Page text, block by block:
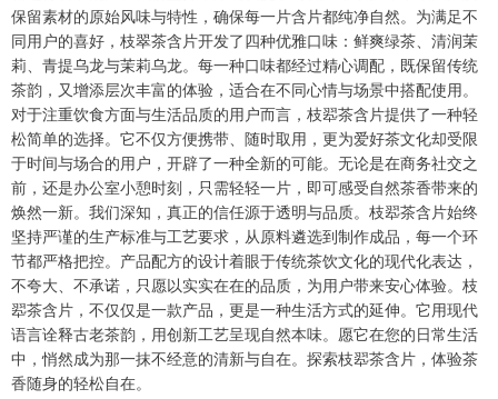
保留素材的原始风味与特性，确保每一片含片都纯净自然。为满足不
同用户的喜好，枝翠茶含片开发了四种优雅口味：鲜爽绿茶、清润茉
莉、青提乌龙与茉莉乌龙。每一种口味都经过精心调配，既保留传统
茶韵，又增添层次丰富的体验，适合在不同心情与场景中搭配使用。
对于注重饮食方面与生活品质的用户而言，枝翆茶含片提供了一种轻
松简单的选择。它不仅方便携带、随时取用，更为爱好茶文化却受限
于时间与场合的用户，开辟了一种全新的可能。无论是在商务社交之
前，还是办公室小憩时刻，只需轻轻一片，即可感受自然茶香带来的
焕然一新。我们深知，真正的信任源于透明与品质。枝翆茶含片始终
坚持严谨的生产标准与工艺要求，从原料遴选到制作成品，每一个环
节都严格把控。产品配方的设计着眼于传统茶饮文化的现代化表达，
不夸大、不承诺，只愿以实实在在的品质，为用户带来安心体验。枝
翆茶含片，不仅仅是一款产品，更是一种生活方式的延伸。它用现代
语言诠释古老茶韵，用创新工艺呈现自然本味。愿它在您的日常生活
中，悄然成为那一抹不经意的清新与自在。探索枝翆茶含片，体验茶
香随身的轻松自在。